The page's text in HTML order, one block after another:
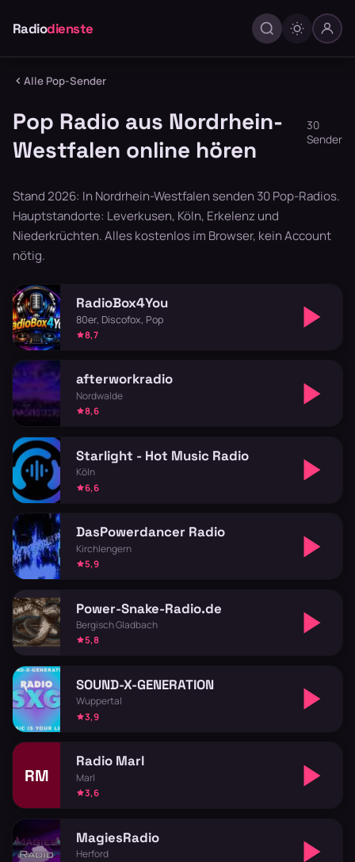
Radiodienste
Alle Pop-Sender
Pop Radio aus Nordrhein-
Westfalen online hören
30
Sender
Stand 2026: In Nordrhein-Westfalen senden 30 Pop-Radios.
Hauptstandorte: Leverkusen, Köln, Erkelenz und
Niederkrüchten. Alles kostenlos im Browser, kein Account
nötig.
RadioBox4You
80er, Discofox, Pop
8,7
afterworkradio
Nordwalde
8,6
Starlight - Hot Music Radio
Köln
6,6
DasPowerdancer Radio
Kirchlengern
5,9
Power-Snake-Radio.de
Bergisch Gladbach
5,8
SOUND-X-GENERATION
Wuppertal
3,9
RM
Radio Marl
Marl
3,6
MagiesRadio
Herford